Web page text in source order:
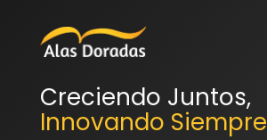
Creciendo Juntos,
Innovando Siempre